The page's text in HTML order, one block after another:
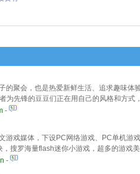
的聚会，也是热爱新鲜生活、追求趣味体
为先锋的豆豆们正在用自己的风格和方
和向往。
-
游戏媒体，下设PC网络游戏、PC单机游
，搜罗海量flash迷你小游戏，超多的游戏
戏新闻资讯报道，游戏论坛、游戏工会玩家
-